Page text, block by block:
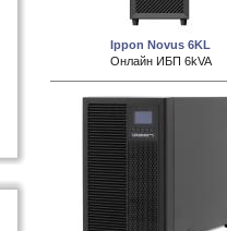
Ippon Novus 6KL
Онлайн ИБП 6kVA